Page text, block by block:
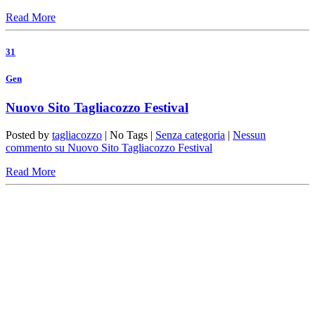
Read More
31
Gen
Nuovo Sito Tagliacozzo Festival
Posted by tagliacozzo | No Tags | Senza categoria | Nessun
commento su Nuovo Sito Tagliacozzo Festival
Read More